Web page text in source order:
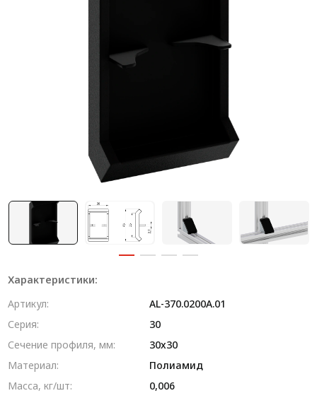
Алюминиевые промышленные ограждения
Алюминиевая промышленная мебель
Радиаторный алюминиевый профиль NEW!
Лист алюминиевый
Метрический крепеж
Конструкции из профиля
Характеристики:
Артикул:
AL-370.0200A.01
Серия:
30
Сечение профиля, мм:
30x30
Материал:
Полиамид
Масса, кг/шт:
0,006